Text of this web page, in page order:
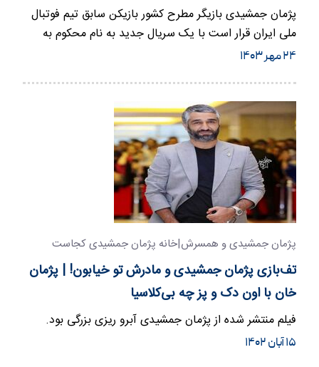
پژمان جمشیدی بازیگر مطرح کشور بازیکن سابق تیم فوتبال
ملی ایران قرار است با یک سریال جدید به نام محکوم به
شبکه های…
۲۴ مهر ۱۴۰۳
پژمان جمشیدی و همسرش|خانه پژمان جمشیدی کجاست
تف‌بازی پژمان جمشیدی و مادرش تو خیابون! | پژمان
خان با اون دک و پز چه بی‌کلاسیا
فیلم منتشر شده از پژمان جمشیدی آبرو ریزی بزرگی بود.
۱۵ آبان ۱۴۰۲